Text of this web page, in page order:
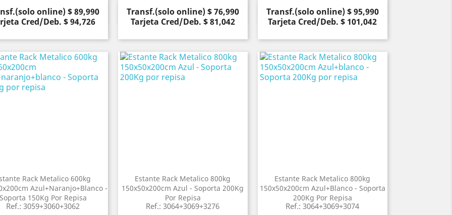
online) $ 89,990
Cred/Deb. $ 94,726
Vista rápida Precio
Transf.(solo online) $ 76,990
Tarjeta Cred/Deb. $ 81,042
Vista rápida Precio
Transf.(solo online) $ 95,990
Tarjeta Cred/Deb. $ 101,042
Vista rápida
Rack Metalico 600kg
Azul+naranjo+blanco -
Soporta 150Kg Por Repisa
Ref.: 3059+3060+3062
Estante Rack Metalico 800kg
150x50x200cm Azul - Soporta 200Kg
Por Repisa
Ref.: 3064+3069+3276
Estante Rack Metalico 800kg
150x50x200cm Azul+blanco - Soporta
200Kg Por Repisa
Ref.: 3064+3069+3074